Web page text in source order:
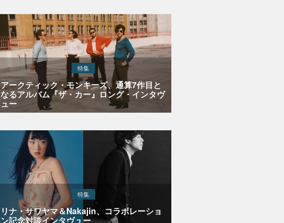
特集
アークティック・モンキーズ、通算7作目と
なるアルバム『ザ・カー』ロング・インタヴ
ュー
特集
リナ・サワヤマ＆Nakajin、コラボレーショ
ン記念対談インタヴュー